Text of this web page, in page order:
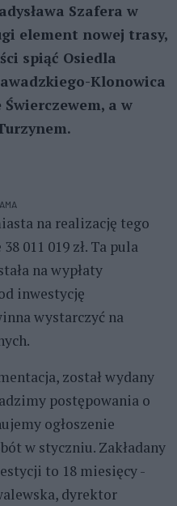
Szafera w
element nowej trasy,
spiąć Osiedla
Klonowica
a w
na realizację tego
011 019 zł. Ta pula
na wypłaty
inwestycję
wystarczyć na
został wydany
postępowania o
ogłoszenie
w styczniu. Zakładany
to 18 miesięcy -
dyrektor